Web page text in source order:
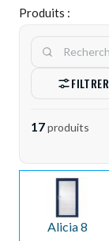
Produits :
FILTRER
17produits
Alicia 8